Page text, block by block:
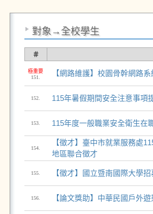
對象→全校學生
＃
極重要
151.
【網路維護】校園骨幹網路
152. 115年暑假期間安全注意事項
153. 115年度一般職業安全衛生在
154.
【徵才】臺中市就業服務處
地區聯合徵才
155. 【徵才】國立暨南國際大學
156. 【論文獎助】中華民國戶外